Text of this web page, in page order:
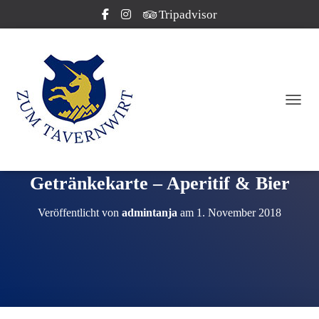
Tripadvisor
Getränkekarte – Aperitif & Bier
Veröffentlicht von admintanja am 1. November 2018